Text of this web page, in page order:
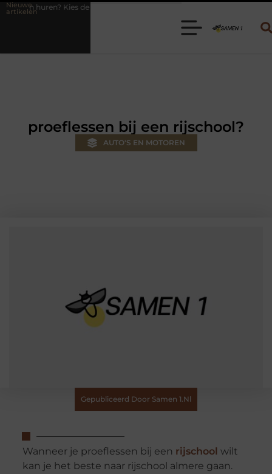
Nieuwe
artikelen
de juiste aanhanger voor jouw klus
proeflessen bij een rijschool?
AUTO'S EN MOTOREN
Gepubliceerd Door Samen 1.nl
Wanneer je proeflessen bij een rijschool wilt
kan je het beste naar rijschool almere gaan.